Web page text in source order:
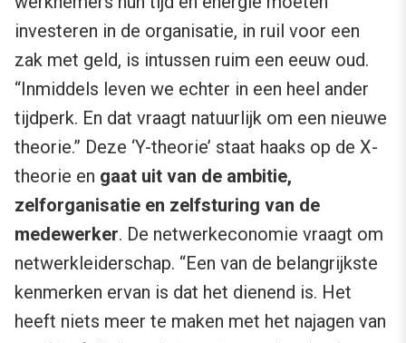
investeren in de organisatie, in ruil voor een
zak met geld, is intussen ruim een eeuw oud.
“Inmiddels leven we echter in een heel ander
tijdperk. En dat vraagt natuurlijk om een nieuwe
theorie.” Deze ‘Y-theorie’ staat haaks op de X-
theorie en gaat uit van de ambitie,
zelforganisatie en zelfsturing van de
medewerker. De netwerkeconomie vraagt om
netwerkleiderschap. “Een van de belangrijkste
kenmerken ervan is dat het dienend is. Het
heeft niets meer te maken met het najagen van